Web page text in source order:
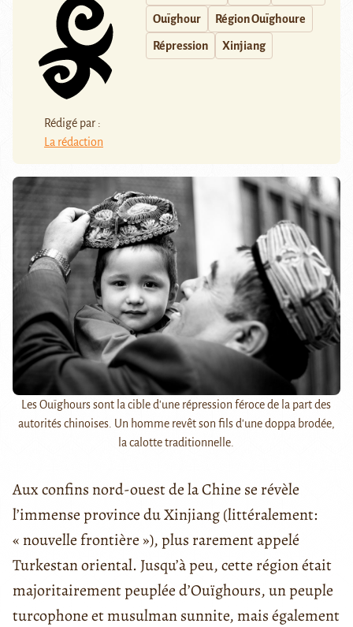
Rédigé par :
La rédaction
Ouïghour Région Ouïghoure
Répression Xinjiang
Les Ouïghours sont la cible d'une répression féroce de la part des
autorités chinoises. Un homme revêt son fils d'une doppa brodée,
la calotte traditionnelle.
Aux confins nord-ouest de la Chine se révèle
l’immense province du Xinjiang (littéralement:
« nouvelle frontière »), plus rarement appelé
Turkestan oriental. Jusqu’à peu, cette région était
majoritairement peuplée d’Ouïghours, un peuple
turcophone et musulman sunnite, mais également